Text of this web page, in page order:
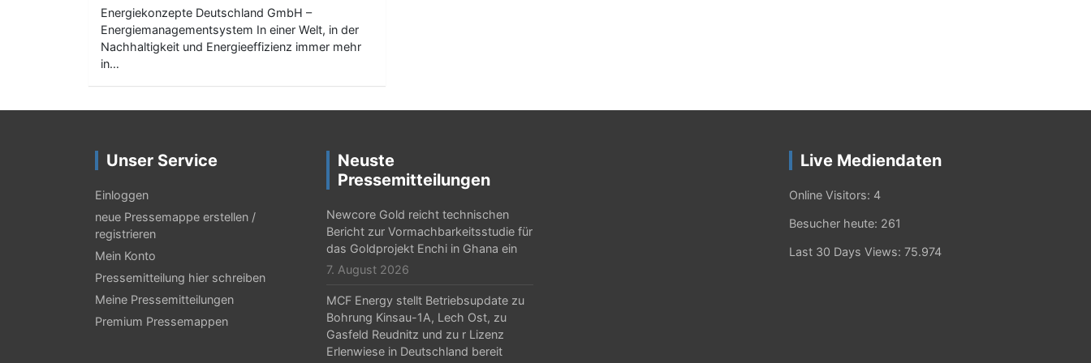
Energiekonzepte Deutschland GmbH –
Energiemanagementsystem In einer Welt, in der
Nachhaltigkeit und Energieeffizienz immer mehr
in…
Unser Service
Einloggen
neue Pressemappe erstellen /
registrieren
Mein Konto
Pressemitteilung hier schreiben
Meine Pressemitteilungen
Premium Pressemappen
Neuste
Pressemitteilungen
Newcore Gold reicht technischen
Bericht zur Vormachbarkeitsstudie für
das Goldprojekt Enchi in Ghana ein
7. August 2026
MCF Energy stellt Betriebsupdate zu
Bohrung Kinsau-1A, Lech Ost, zu
Gasfeld Reudnitz und zu r Lizenz
Erlenwiese in Deutschland bereit
Live Mediendaten
Online Visitors: 4
Besucher heute: 261
Last 30 Days Views: 75.974